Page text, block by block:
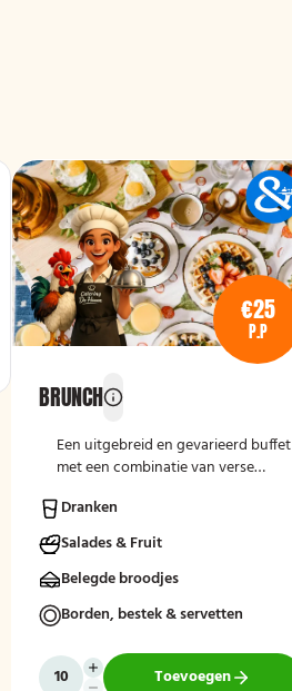
€25
P.P
BRUNCH
Een uitgebreid en gevarieerd buffet
met een combinatie van verse
belegsoorten en warme gerechten.
Perfect voor een complete en
gezellige start van de dag.
Dranken
Salades & Fruit
Belegde broodjes
Borden, bestek & servetten
Toevoegen